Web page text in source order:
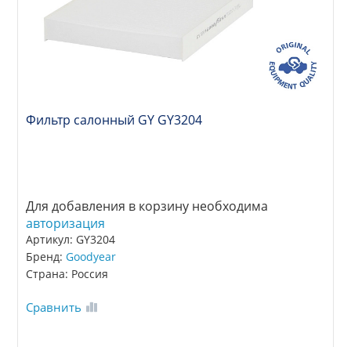
Фильтр салонный GY GY3204
Для добавления в корзину необходима
авторизация
Артикул: GY3204
Бренд:Goodyear
Страна: Россия
Сравнить